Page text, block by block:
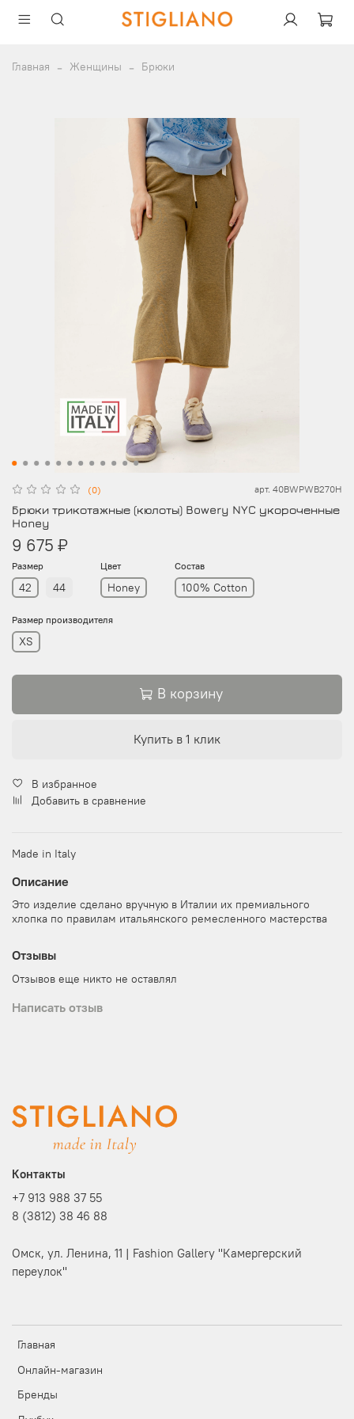
Главная Женщины Брюки
(0) арт. 40BWPWB270H
Брюки трикотажные (кюлоты) Bowery NYC укороченные
Honey
9 675 ₽
Размер
42 44
Цвет
Honey
Состав
100% Cotton
Размер производителя
XS
В корзину
Купить в 1 клик
В избранное
Добавить в сравнение
Made in Italy
Описание
Это изделие сделано вручную в Италии их премиального
хлопка по правилам итальянского ремесленного мастерства
Отзывы
Отзывов еще никто не оставлял
Написать отзыв
Главная
Онлайн-магазин
Бренды
Контакты
+7 913 988 37 55
8 (3812) 38 46 88
Омск, ул. Ленина, 11 | Fashion Gallery "Камергерский
переулок"